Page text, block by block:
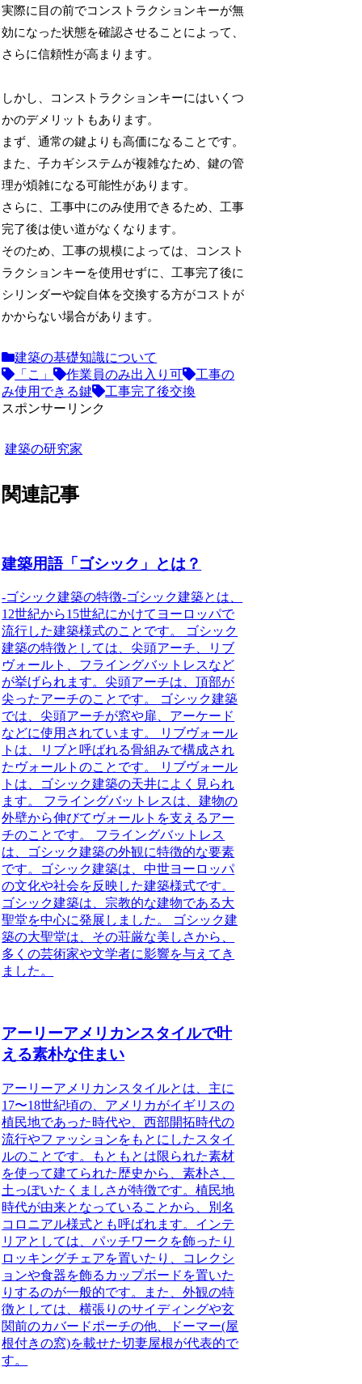
実際に目の前でコンストラクションキーが無
効になった状態を確認させることによって、
さらに信頼性が高まります。
しかし、コンストラクションキーにはいくつ
かのデメリットもあります。
まず、通常の鍵よりも高価になることです。
また、子カギシステムが複雑なため、鍵の管
理が煩雑になる可能性があります。
さらに、工事中にのみ使用できるため、工事
完了後は使い道がなくなります。
そのため、工事の規模によっては、コンスト
ラクションキーを使用せずに、工事完了後に
シリンダーや錠自体を交換する方がコストが
かからない場合があります。
建築の基礎知識について
「こ」
作業員のみ出入り可
工事の
み使用できる鍵
工事完了後交換
スポンサーリンク
建築の研究家
関連記事
建築用語「ゴシック」とは？
-ゴシック建築の特徴-ゴシック建築とは、
12世紀から15世紀にかけてヨーロッパで
流行した建築様式のことです。
ゴシック
建築の特徴としては、 尖頭アーチ、リブ
ヴォールト、フライングバットレスなど
が挙げられます。 尖頭アーチは、頂部が
尖ったアーチのことです。
ゴシック建築
では、尖頭アーチが窓や扉、アーケード
などに使用されています。
リブヴォール
トは、リブと呼ばれる骨組みで構成され
たヴォールトのことです。
リブヴォール
トは、ゴシック建築の天井によく見られ
ます。 フライングバットレスは、建物の
外壁から伸びてヴォールトを支えるアー
チのことです。
フライングバットレス
は、ゴシック建築の外観に特徴的な要素
です。
ゴシック建築は、中世ヨーロッパ
の文化や社会を反映した建築様式です。
ゴシック建築は、宗教的な建物である大
聖堂を中心に発展しました。
ゴシック建
築の大聖堂は、その荘厳な美しさから、
多くの芸術家や文学者に影響を与えてき
ました。
アーリーアメリカンスタイルで叶
える素朴な住まい
アーリーアメリカンスタイルとは、主に
17〜18世紀頃の、アメリカがイギリスの
植民地であった時代や、西部開拓時代の
流行やファッションをもとにしたスタイ
ルのこと です。もともとは限られた素材
を使って建てられた歴史から、素朴さ、
土っぽいたくましさが特徴です。植民地
時代が由来となっていることから、別名
コロニアル様式とも呼ばれます。インテ
リアとしては、パッチワークを飾ったり
ロッキングチェアを置いたり、コレクシ
ョンや食器を飾るカップボードを置いた
りするのが一般的です。また、外観の特
徴としては、横張りのサイディングや玄
関前のカバードポーチの他、ドーマー(屋
根付きの窓)を載せた切妻屋根が代表的で
す。